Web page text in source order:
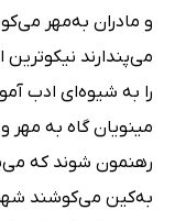
و مادران به‌مهر
می‌پندارند
را به شیوه‌ای ادب
مینویان گاه به مهر
رهنمون شوند که
به‌کین می‌کوشند